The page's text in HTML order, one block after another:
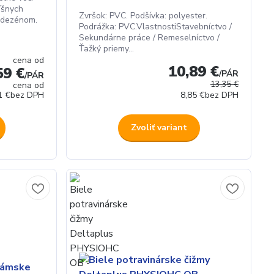
cena od
€/PÁR
cena od
€bez DPH
Zvršok: PVC. Podšívka: polyester.
Podrážka: PVC.VlastnostiStavebníctvo /
Sekundárne práce / Remeselníctvo /
Ťažký priemy...
13,35 €
10,89 €/PÁR
8,85 €bez DPH
Zvoliť variant